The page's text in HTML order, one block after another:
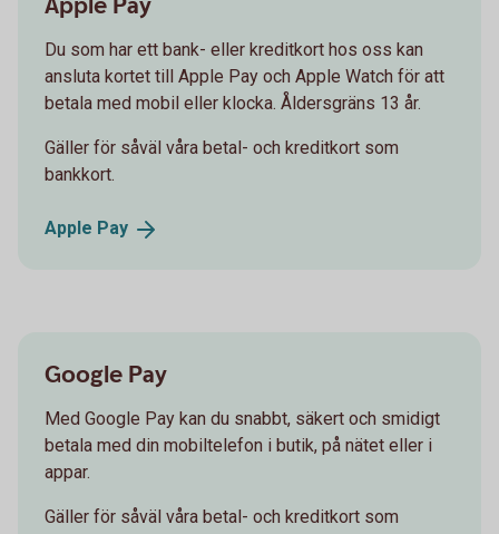
Du som har ett bank- eller kreditkort hos oss kan
ansluta kortet till Apple Pay och Apple Watch för att
betala med mobil eller klocka. Åldersgräns 13 år.
Gäller för såväl våra betal- och kreditkort som
bankkort.
Apple Pay
Google Pay
Med Google Pay kan du snabbt, säkert och smidigt
betala med din mobiltelefon i butik, på nätet eller i
appar.
Gäller för såväl våra betal- och kreditkort som